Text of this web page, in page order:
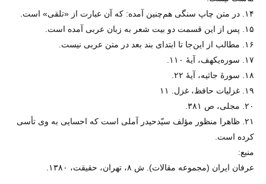
۱۴. در متن چاپ سنگی هم‌چنین آمده: که آن عبارت از «تلقی» است.
۱۵. پس از این قسمت دو بیت شعر به زبان عربی آمده است.
۱۶. مطالب از این‌جا تا ابتدای بند بعد در متن عربی نیست.
۱۷. سوره‌یکهف، آیهٔ ۱۱۰.
۱۸. سورهٔ جاثیه، آیهٔ ۲۲.
۱۹. غزلیات حافظ، غزل. ۱۱
۲۰. مجلی، ص ۳۸۱.
۲۱. ظاهرا منظور مؤلف سیّدحیدر آملی است که احسایی به وی تأسی
کرده است.
منبع:
عرفان ایران (مجموعه مقالات). ش ۸، تهران، حقیقت، ۱۳۸۰.